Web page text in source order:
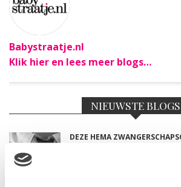
Babystraatje.nl
Klik hier en lees meer blogs…
NIEUWSTE BLOGS
DEZE HEMA